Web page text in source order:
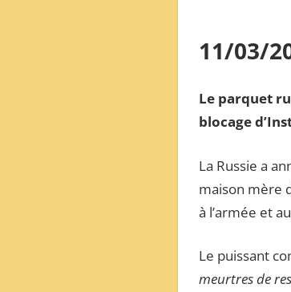
11/03/
Le parquet
blocage
La Russie a
maison mère
à l’armée et
Le puissant
meurtres de